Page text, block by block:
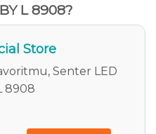
L 8908?
Store
Senter LED
8908